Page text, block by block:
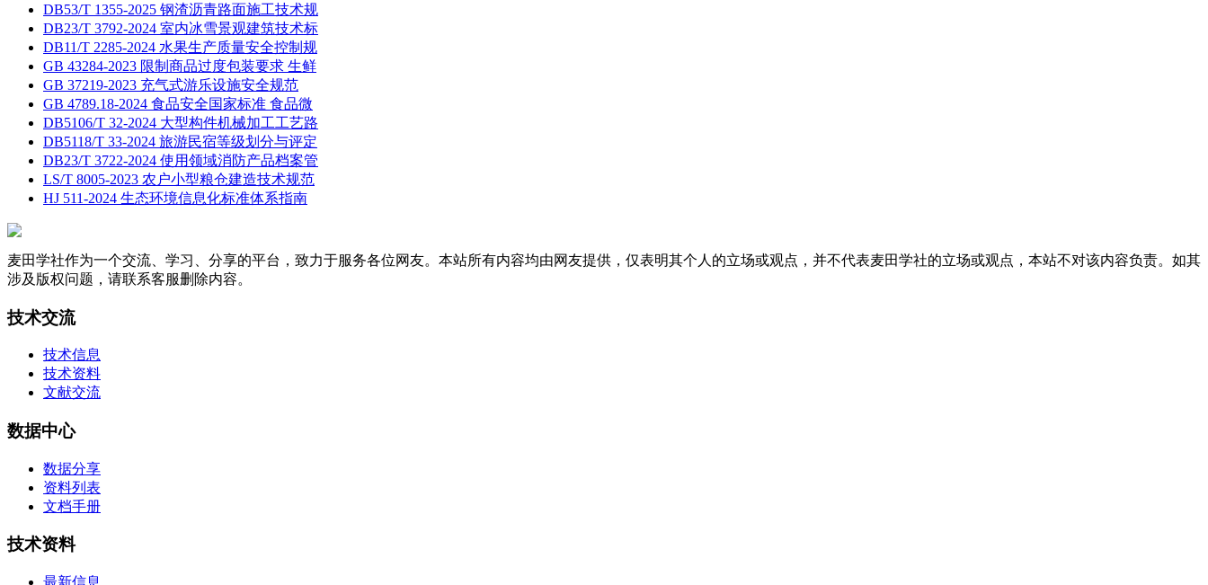
DB53/T 1355-2025 钢渣沥青路面施工技术规
DB23/T 3792-2024 室内冰雪景观建筑技术标
DB11/T 2285-2024 水果生产质量安全控制规
GB 43284-2023 限制商品过度包装要求 生鲜
GB 37219-2023 充气式游乐设施安全规范
GB 4789.18-2024 食品安全国家标准 食品微
DB5106/T 32-2024 大型构件机械加工工艺路
DB5118/T 33-2024 旅游民宿等级划分与评定
DB23/T 3722-2024 使用领域消防产品档案管
LS/T 8005-2023 农户小型粮仓建造技术规范
HJ 511-2024 生态环境信息化标准体系指南
麦田学社作为一个交流、学习、分享的平台，致力于服务各位网友。本站所有内容均由网友提供，仅表明其个人的立场或观点，并不代表麦田学社的立场或观点，本站不对该内容负责。如其
涉及版权问题，请联系客服删除内容。
技术交流
技术信息
技术资料
文献交流
数据中心
数据分享
资料列表
文档手册
技术资料